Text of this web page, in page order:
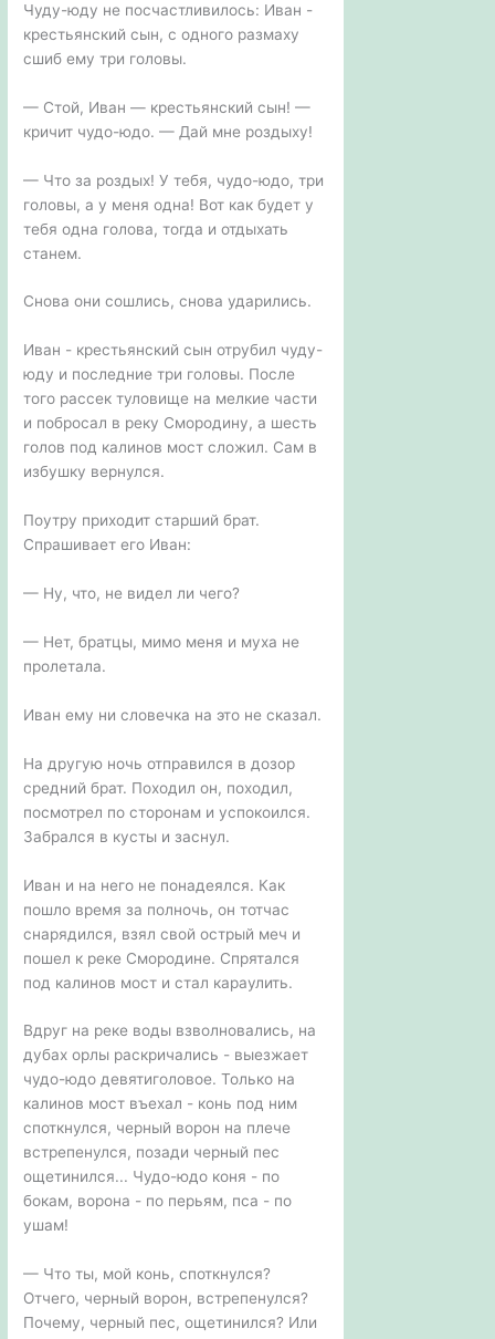
Чуду-юду не посчастливилось: Иван -
крестьянский сын, с одного размаху
сшиб ему три головы.
— Стой, Иван — крестьянский сын! —
кричит чудо-юдо. — Дай мне роздыху!
— Что за роздых! У тебя, чудо-юдо, три
головы, а у меня одна! Вот как будет у
тебя одна голова, тогда и отдыхать
станем.
Снова они сошлись, снова ударились.
Иван - крестьянский сын отрубил чуду-
юду и последние три головы. После
того рассек туловище на мелкие части
и побросал в реку Смородину, а шесть
голов под калинов мост сложил. Сам в
избушку вернулся.
Поутру приходит старший брат.
Спрашивает его Иван:
— Ну, что, не видел ли чего?
— Нет, братцы, мимо меня и муха не
пролетала.
Иван ему ни словечка на это не сказал.
На другую ночь отправился в дозор
средний брат. Походил он, походил,
посмотрел по сторонам и успокоился.
Забрался в кусты и заснул.
Иван и на него не понадеялся. Как
пошло время за полночь, он тотчас
снарядился, взял свой острый меч и
пошел к реке Смородине. Спрятался
под калинов мост и стал караулить.
Вдруг на реке воды взволновались, на
дубах орлы раскричались - выезжает
чудо-юдо девятиголовое. Только на
калинов мост въехал - конь под ним
споткнулся, черный ворон на плече
встрепенулся, позади черный пес
ощетинился... Чудо-юдо коня - по
бокам, ворона - по перьям, пса - по
ушам!
— Что ты, мой конь, споткнулся?
Отчего, черный ворон, встрепенулся?
Почему, черный пес, ощетинился? Или